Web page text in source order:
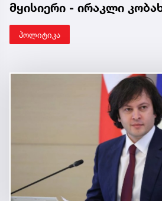
მყისიერი - ირაკლი
პოლიტიკა